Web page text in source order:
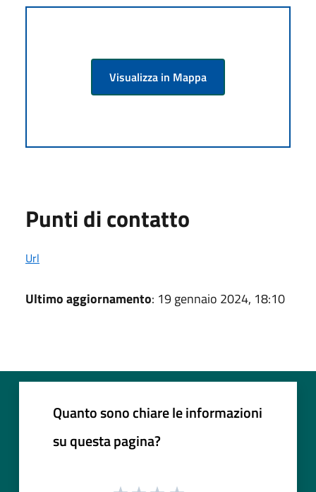
Visualizza in Mappa
Punti di contatto
Url
Ultimo aggiornamento: 19 gennaio 2024, 18:10
Quanto sono chiare le informazioni
su questa pagina?